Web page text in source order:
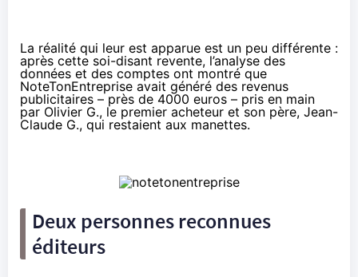
La réalité qui leur est apparue est un peu différente :
après cette soi-disant revente, l’analyse des
données et des comptes ont montré que
NoteTonEntreprise avait généré des revenus
publicitaires – près de 4000 euros – pris en main
par Olivier G., le premier acheteur et son père, Jean-
Claude G., qui restaient aux manettes.
Deux personnes reconnues
éditeurs